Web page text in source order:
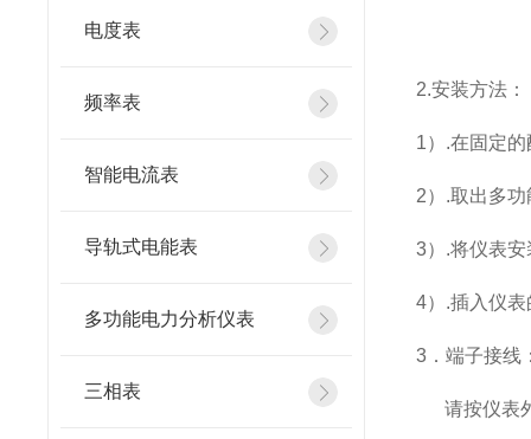
电度表
频率表
智能电流表
导轨式电能表
多功能电力分析仪表
三相表
2.安装方法：
1）.在固定
2）.取出多
3）.将仪表
4）.插入仪
3 ．端子接线
请按仪表